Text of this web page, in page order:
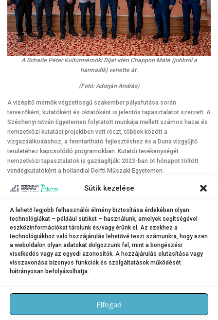
Sütik kezelése
A lehető legjobb felhasználói élmény biztosítása érdekében olyan
technológiákat – például sütiket – használunk, amelyek segítségével
eszközinformációkat tárolunk és/vagy érünk el. Az ezekhez a
technológiákhoz való hozzájárulás lehetővé teszi számunkra, hogy ezen
a weboldalon olyan adatokat dolgozzunk fel, mint a böngészési
viselkedés vagy az egyedi azonosítók. A hozzájárulás elutasítása vagy
visszavonása bizonyos funkciók és szolgáltatások működését
hátrányosan befolyásolhatja.
Elfogad
A Scharle Péter Kultúrmérnöki Díjat idén Chappon Máté (jobbról a
harmadik) vehette át.
(Fotó: Adorján András)
A vízépítő mérnök végzettségű szakember pályafutása során
tervezőként, kutatóként és oktatóként is jelentős tapasztalatot szerzett. A
Széchenyi István Egyetemen folytatott munkája mellett számos hazai és
nemzetközi kutatási projektben vett részt, többek között a
vízgazdálkodáshoz, a fenntartható fejlesztéshez és a Duna vízgyűjtő
területéhez kapcsolódó programokban. Kutatói tevékenységét
nemzetközi tapasztalatok is gazdagítják: 2023-ban öt hónapot töltött
vendégkutatóként a hollandiai Delfti Műszaki Egyetemen.
A díjazott fontosnak tartja a tudományos és mérnöki közösségekben
Magyar Tudományos Akadémia Veszprémi Területi Bizottságának
munkájában, emellett a Győr-Moson-Sopron Vármegyei Mérnöki Kamara
tevékenységében is részt vesz. A közösségek iránti elkötelezettségét
civil kezdeményezésekben végzett aktivitása is jelzi, amelyek Győrhöz és
környezetének fejlesztéséhez kapcsolódnak.
KATEGÓRIA:HÍREK